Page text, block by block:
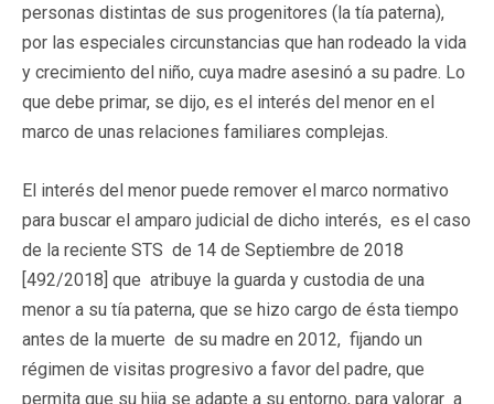
personas distintas de sus progenitores (la tía paterna),
por las especiales circunstancias que han rodeado la vida
y crecimiento del niño, cuya madre asesinó a su padre. Lo
que debe primar, se dijo, es el interés del menor en el
marco de unas relaciones familiares complejas.
El interés del menor puede remover el marco normativo
para buscar el amparo judicial de dicho interés, es el caso
de la reciente STS de 14 de Septiembre de 2018
[492/2018] que atribuye la guarda y custodia de una
menor a su tía paterna, que se hizo cargo de ésta tiempo
antes de la muerte de su madre en 2012, fijando un
régimen de visitas progresivo a favor del padre, que
permita que su hija se adapte a su entorno, para valorar a